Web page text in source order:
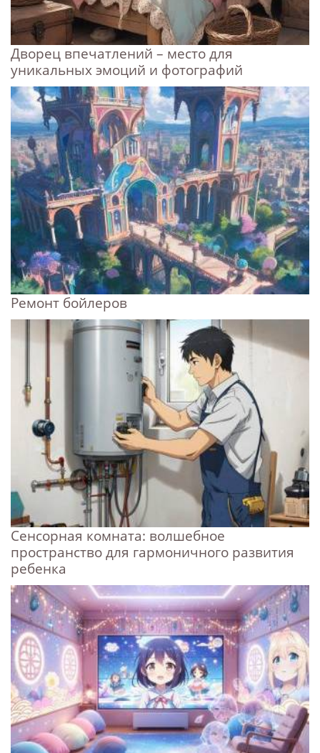
Дворец впечатлений – место для
уникальных эмоций и фотографий
Ремонт бойлеров
Сенсорная комната: волшебное
пространство для гармоничного развития
ребенка